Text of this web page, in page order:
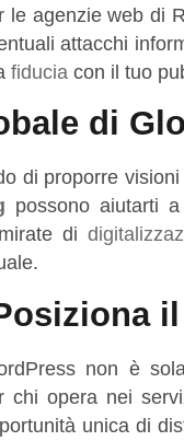
le agenzie web di
attacchi
fiduciacon il tuo
di
di proporre
possono aiutarti
di
non è
chi opera nei
unica di